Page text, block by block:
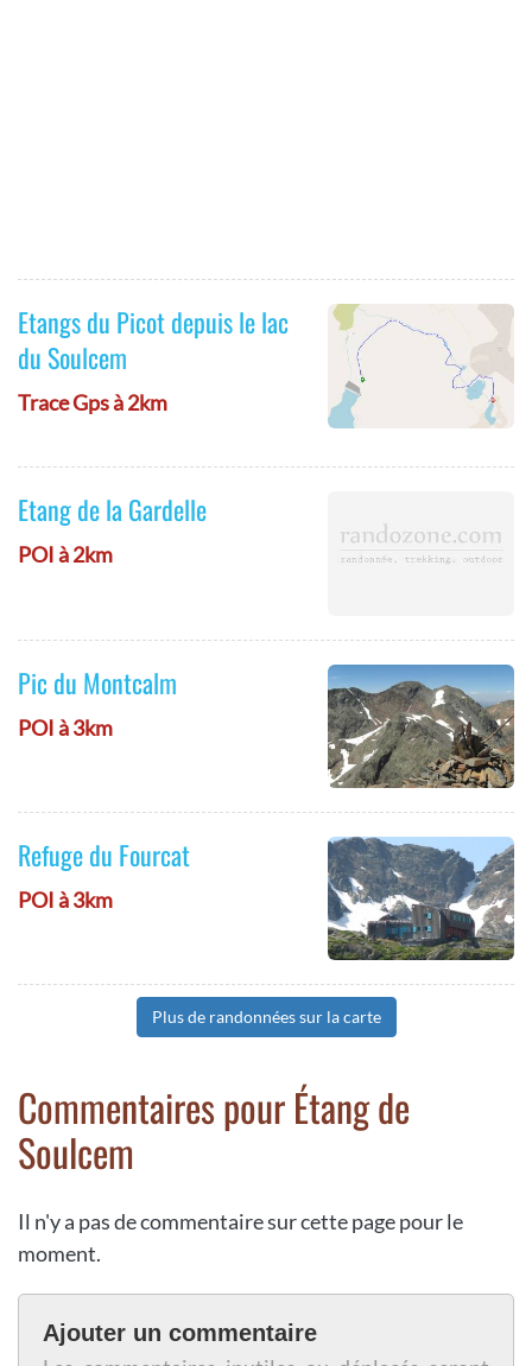
Etangs du Picot depuis le lac
du Soulcem
Trace Gps à 2km
Etang de la Gardelle
POI à 2km
Pic du Montcalm
POI à 3km
Refuge du Fourcat
POI à 3km
Plus de randonnées sur la carte
Commentaires pour Étang de
Soulcem
Il n'y a pas de commentaire sur cette page pour le
moment.
Ajouter un commentaire